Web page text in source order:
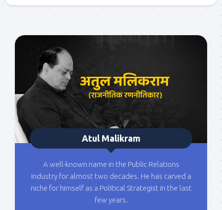
Atul Malikram
A well-known name in the Public Relations
industry for almost two decades. He has carved a
niche for himself as a Political Strategist in the last
few years.